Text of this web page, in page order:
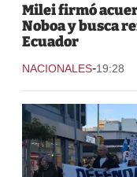
Milei firmó
Noboa y busca
Ecuador
NACIONALES-19:28